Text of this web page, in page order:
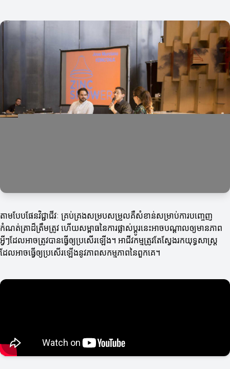
តាមបែបផែនវិជ្ជាជីវៈ គ្រប់គ្រងសម្របសម្រួលគឺសំខាន់សម្រាប់ការបញ្ចេញ
កំណត់ត្រាដ៏ត្រឹមត្រូវ ហើយសម្ពាធនៃការផ្លាស់ប្តូរនេះអាចបណ្តាលឲ្យមានភាព
អ្វីៗដែលអាចត្រូវបានធ្វើឲ្យប្រសើរឡើង។ អាជីវកម្មត្រូវតែស្វែងរកយុទ្ធសាស្ត្រ
ដែលអាចធ្វើឲ្យប្រសើរឡើងនូវភាពសកម្មភាពនៃពួកគេ។